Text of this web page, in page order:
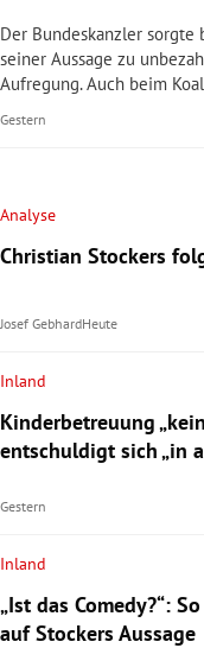
Der Bundeskanzler
seiner Aussage zu
Aufregung. Auch beim
Gestern
Analyse
Christian Stockers
Josef GebhardHeute
Inland
Kinderbetreuung
entschuldigt sich „in
Gestern
Inland
„Ist das Comedy?“:
auf Stockers Aussage